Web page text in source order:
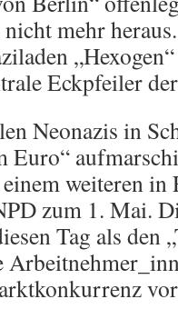
nicht mehr
Eckpfeiler
Neonazis in
Euro“
weiteren
zum 1. Mai.
Tag als den